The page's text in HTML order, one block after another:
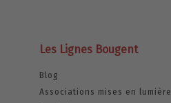
Les Lignes Bougent
Blog
Associations mises en lumière